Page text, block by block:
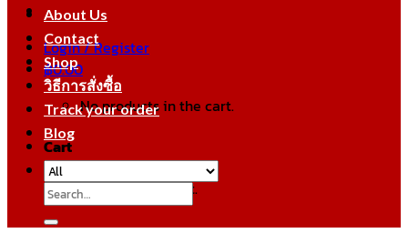
Login / Register
฿0.00
No products in the cart.
Cart
No products in the cart.
About Us
Contact
Shop
วิธีการสั่งซื้อ
Track your order
Blog
Search
for: